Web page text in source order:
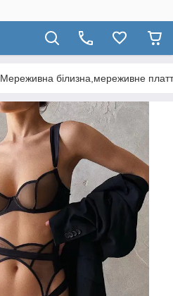
Мереживна білизна,мереживне